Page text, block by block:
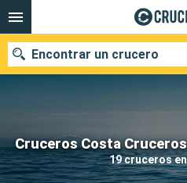
Cruceros Costa
19 cruceros
Encontrar un crucero
Nuestros destinos
Fecha de salida